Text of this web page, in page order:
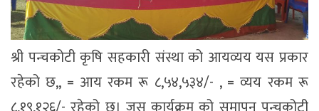
श्री पन्चकोटी कृषि सहकारी संस्था को आयव्यय यस प्रकार
रहेको छ,, = आय रकम रू ८,५४,५३४/- , = व्यय रकम रू